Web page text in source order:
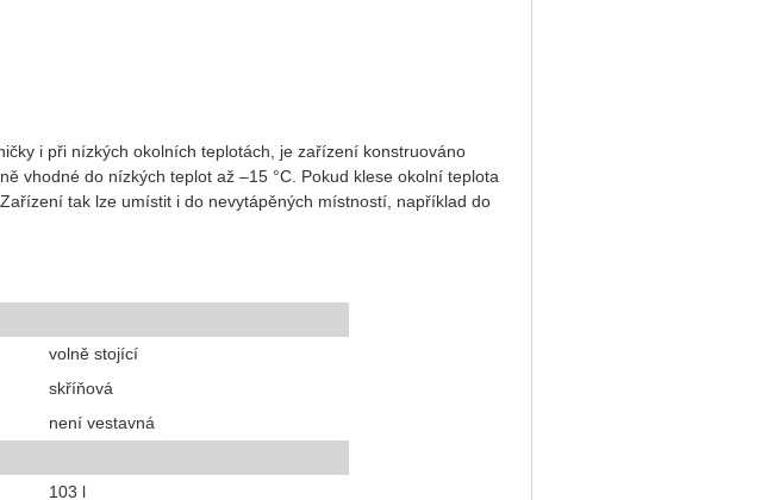
i při nízkých okolních teplotách, je zařízení konstruováno
vhodné do nízkých teplot až –15 °C. Pokud klese okolní teplota
tak lze umístit i do nevytápěných místností, například do
volně stojící
skříňová
není vestavná
103 l